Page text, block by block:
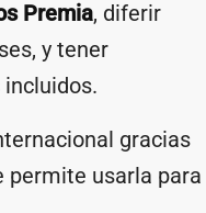
Premia, diferir
y tener
gracias
permite usarla para